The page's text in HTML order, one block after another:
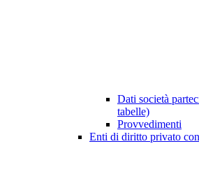
Dati società
tabelle)
Provvedimenti
Enti di diritto privato